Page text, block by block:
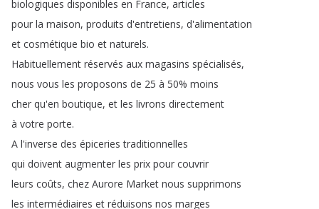
biologiques disponibles en France, articles
pour la maison, produits d'entretiens, d'alimentation
et cosmétique bio et naturels.
Habituellement réservés aux magasins spécialisés,
nous vous les proposons de 25 à 50% moins
cher qu'en boutique, et les livrons directement
à votre porte.
A l'inverse des épiceries traditionnelles
qui doivent augmenter les prix pour couvrir
leurs coûts, chez Aurore Market nous supprimons
les intermédiaires et réduisons nos marges